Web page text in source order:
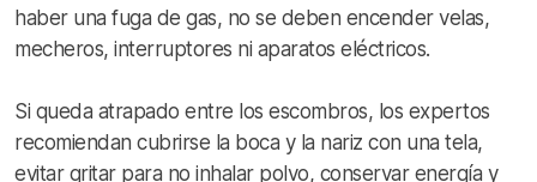
haber una fuga de gas, no se deben encender velas,
mecheros, interruptores ni aparatos eléctricos.
Si queda atrapado entre los escombros, los expertos
recomiendan cubrirse la boca y la nariz con una tela,
evitar gritar para no inhalar polvo, conservar energía y